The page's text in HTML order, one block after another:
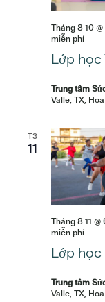
Lớp học
Tháng 8 10
miễn phí
Trung tâm
Valle, TX,
T3
11
Lớp
Tháng 8 11
miễn phí
Trung tâm
Valle, TX,